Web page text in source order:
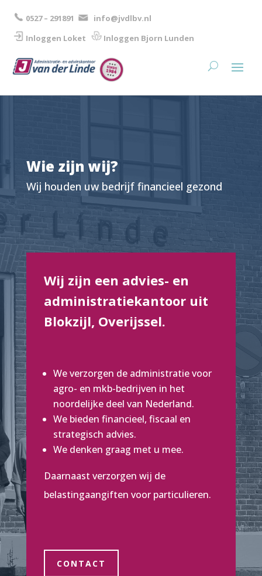
0527 – 291891
info@jvdlbv.nl
Inloggen Loket
Inloggen Bjorn Lunden​
Wie zijn wij?
Wij houden uw bedrijf financieel gezond
Wij zijn een advies- en
administratiekantoor uit
Blokzijl, Overijssel.
We verzorgen de administratie voor
agro- en mkb-bedrijven in het
noordelijke deel van Nederland.
We bieden financieel, fiscaal en
strategisch advies.
We denken graag met u mee.
Daarnaast verzorgen wij de
belastingaangiften voor particulieren.
CONTACT